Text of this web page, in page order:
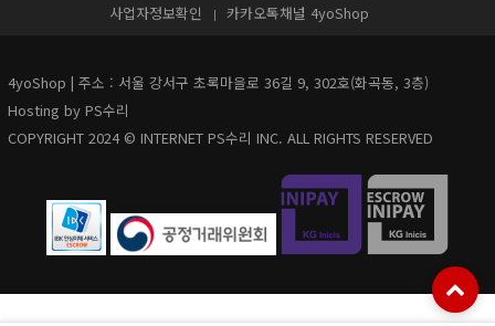
사업자정보확인 카카오톡채널 4yoShop
4yoShop | 주소 : 서울 강서구 초록마을로 36길 9, 302호(화곡동, 3층)
Hosting by PS수리
COPYRIGHT 2024 © INTERNET PS수리 INC. ALL RIGHTS RESERVED